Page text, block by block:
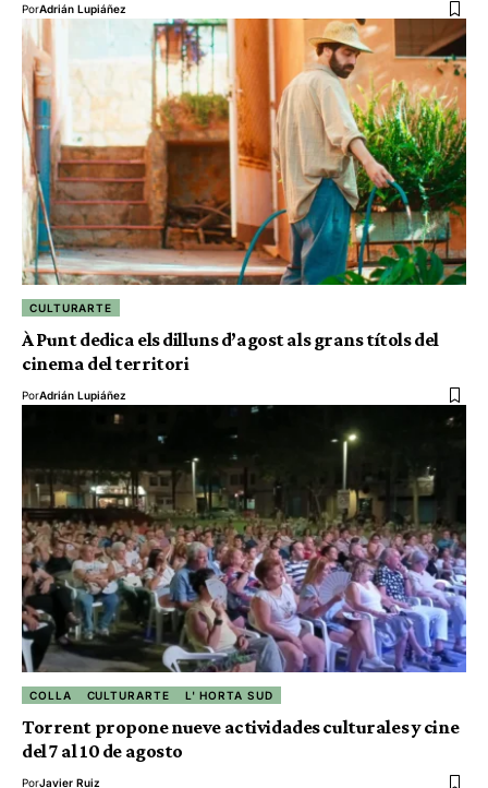
PorAdrián Lupiáñez
CULTURARTE
À Punt dedica els dilluns d’agost als grans títols del
cinema del territori
PorAdrián Lupiáñez
COLLA CULTURARTE L' HORTA SUD
Torrent propone nueve actividades culturales y cine
del 7 al 10 de agosto
PorJavier Ruiz